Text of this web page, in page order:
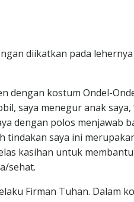
diikatkan pada
dengan kostum Ondel-
saya menegur anak
dengan polos menjawab
tindakan saya ini
kasihan untuk
sehat.
Firman Tuhan. Dalam